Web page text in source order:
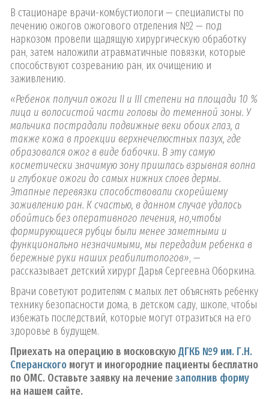
В стационаре врачи-комбустиологи — специалисты по
лечению ожогов ожогового отделения №2 — под
наркозом провели щадящую хирургическую обработку
ран, затем наложили атравматичные повязки, которые
способствуют созреванию ран, их очищению и
заживлению.
«Ребенок получил ожоги II и III степени на площади 10 %
лица и волосистой части головы до теменной зоны. У
мальчика пострадали подвижные веки обоих глаз, а
также кожа в проекции верхнечелюстных пазух, где
образовался ожог в виде бабочки. В эту самую
косметически значимую зону пришлась взрывная волна
и глубокие ожоги до самых нижних слоев дермы.
Этапные перевязки способствовали скорейшему
заживлению ран. К счастью, в данном случае удалось
обойтись без оперативного лечения, но,чтобы
формирующиеся рубцы были менее заметными и
функционально незначимыми, мы передадим ребенка в
бережные руки наших реабилитологов», —
рассказывает детский хирург Дарья Сергеевна Оборкина.
Врачи советуют родителям с малых лет объяснять ребенку
технику безопасности дома, в детском саду, школе, чтобы
избежать последствий, которые могут отразиться на его
здоровье в будущем.
Приехать на операцию в московскуюДГКБ №9 им. Г.Н.
Сперанского могут и иногородние пациенты бесплатно
по ОМС. Оставьте заявку на лечениезаполнив форму
на нашем сайте.